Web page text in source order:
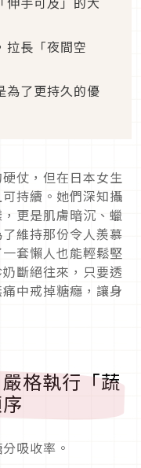
拉長「夜間空
為了更持久的優
仗，但在日本女生
持續。她們深知攝
更是肌膚暗沉、蠟
維持那份令人羨慕
套懶人也能輕鬆堅
斷絕往來，只要透
中戒掉糖癮，讓身
格執行「蔬
吸收率。